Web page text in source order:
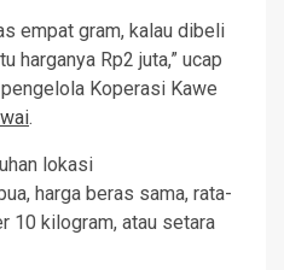
empat gram, kalau dibeli
harganya Rp2 juta,” ucap
Koperasi Kawe
.
lokasi
harga beras sama, rata-
10 kilogram, atau setara